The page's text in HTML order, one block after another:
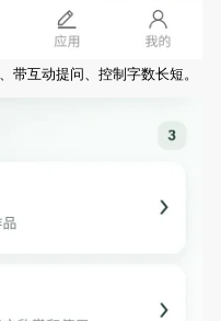
互动提问、控制字数长短。